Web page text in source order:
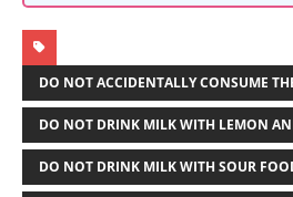
DO NOT ACCIDENTALLY CONSUME
DO NOT DRINK MILK WITH LEMON
DO NOT DRINK MILK WITH SOUR